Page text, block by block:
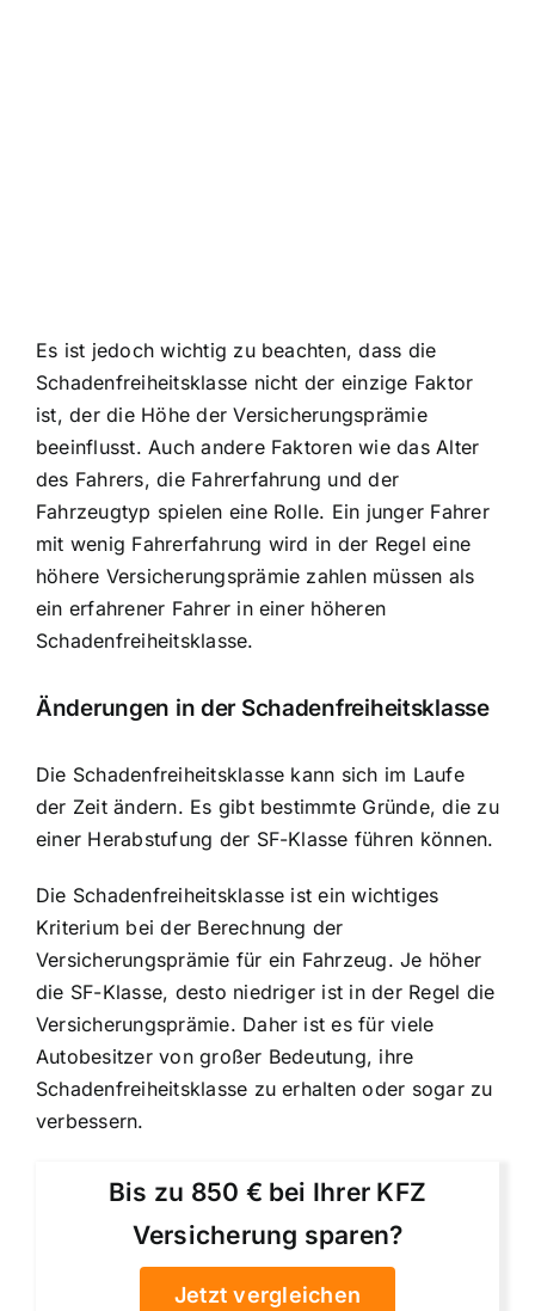
Es ist jedoch wichtig zu beachten, dass die
Schadenfreiheitsklasse nicht der einzige Faktor
ist, der die Höhe der Versicherungsprämie
beeinflusst. Auch andere Faktoren wie das Alter
des Fahrers, die Fahrerfahrung und der
Fahrzeugtyp spielen eine Rolle. Ein junger Fahrer
mit wenig Fahrerfahrung wird in der Regel eine
höhere Versicherungsprämie zahlen müssen als
ein erfahrener Fahrer in einer höheren
Schadenfreiheitsklasse.
Änderungen in der Schadenfreiheitsklasse
Die Schadenfreiheitsklasse kann sich im Laufe
der Zeit ändern. Es gibt bestimmte Gründe, die zu
einer Herabstufung der SF-Klasse führen können.
Die Schadenfreiheitsklasse ist ein wichtiges
Kriterium bei der Berechnung der
Versicherungsprämie für ein Fahrzeug. Je höher
die SF-Klasse, desto niedriger ist in der Regel die
Versicherungsprämie. Daher ist es für viele
Autobesitzer von großer Bedeutung, ihre
Schadenfreiheitsklasse zu erhalten oder sogar zu
verbessern.
Bis zu 850 € bei Ihrer KFZ
Versicherung sparen?
Jetzt vergleichen